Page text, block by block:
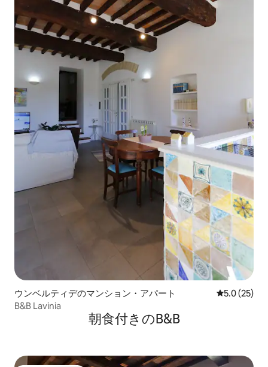
ウンベルティデのマンション・アパート レビュー25
5.0 (25)
B&B Lavinia
朝食付きのB&B